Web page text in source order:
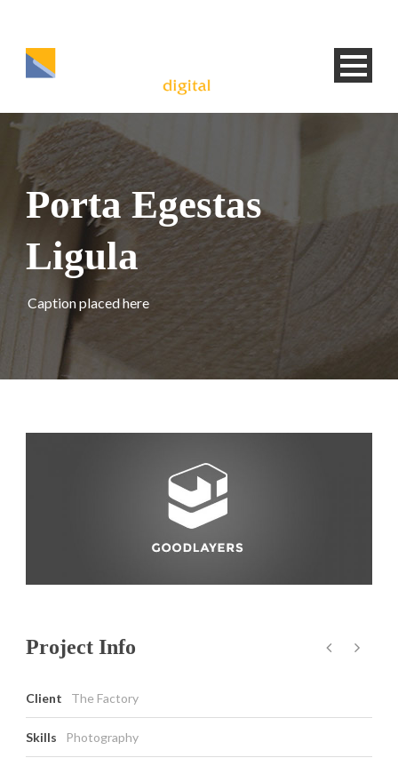
Porta Egestas
Ligula
Caption placed here
Project Info
Client The Factory
Skills Photography